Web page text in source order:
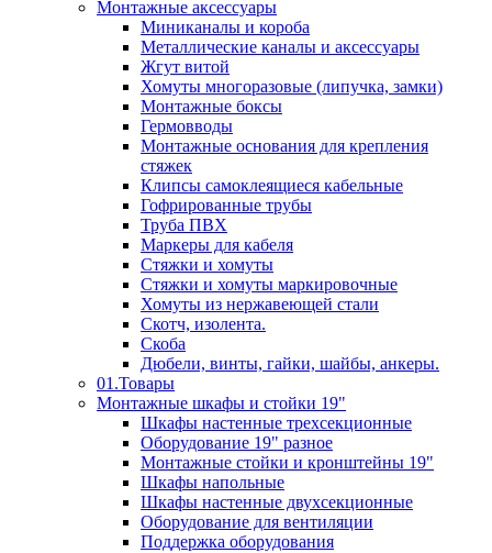
Монтажные аксессуары
Миниканалы и короба
Металлические каналы и аксессуары
Жгут витой
Хомуты многоразовые (липучка, замки)
Монтажные боксы
Гермовводы
Монтажные основания для крепления
стяжек
Клипсы самоклеящиеся кабельные
Гофрированные трубы
Труба ПВХ
Маркеры для кабеля
Стяжки и хомуты
Стяжки и хомуты маркировочные
Хомуты из нержавеющей стали
Скотч, изолента.
Скоба
Дюбели, винты, гайки, шайбы, анкеры.
01.Товары
Монтажные шкафы и стойки 19"
Шкафы настенные трехсекционные
Оборудование 19" разное
Монтажные стойки и кронштейны 19"
Шкафы напольные
Шкафы настенные двухсекционные
Оборудование для вентиляции
Поддержка оборудования